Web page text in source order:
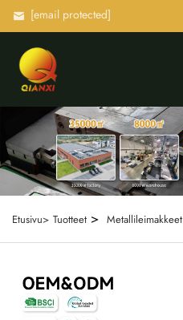
[email protected]
Etusivu> Tuotteet > Metallileimakkeet